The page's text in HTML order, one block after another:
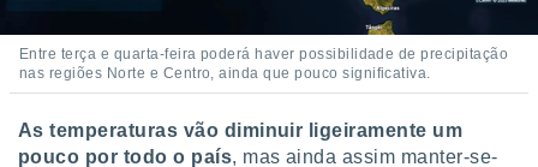
Entre terça e quarta-feira poderá haver possibilidade de precipitação
nas regiões Norte e Centro, ainda que pouco significativa.
As temperaturas vão diminuir ligeiramente um
pouco por todo o país, mas ainda assim manter-se-